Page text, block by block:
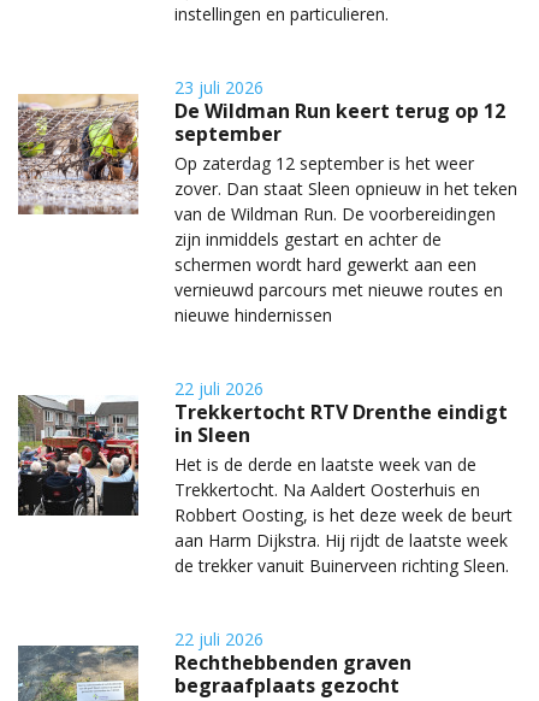
instellingen en particulieren.
23 juli 2026
De Wildman Run keert terug op 12
september
Op zaterdag 12 september is het weer
zover. Dan staat Sleen opnieuw in het teken
van de Wildman Run. De voorbereidingen
zijn inmiddels gestart en achter de
schermen wordt hard gewerkt aan een
vernieuwd parcours met nieuwe routes en
nieuwe hindernissen
22 juli 2026
Trekkertocht RTV Drenthe eindigt
in Sleen
Het is de derde en laatste week van de
Trekkertocht. Na Aaldert Oosterhuis en
Robbert Oosting, is het deze week de beurt
aan Harm Dijkstra. Hij rijdt de laatste week
de trekker vanuit Buinerveen richting Sleen.
22 juli 2026
Rechthebbenden graven
begraafplaats gezocht